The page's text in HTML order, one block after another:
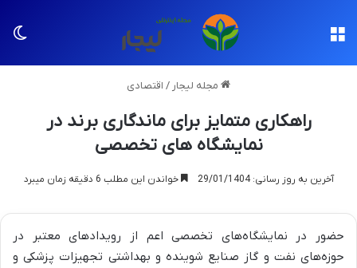
مجله لیجار / اقتصادی
راهکاری متمایز برای ماندگاری برند در
نمایشگاه های تخصصی
آخرین به روز رسانی: 29/01/1404 خواندن این مطلب 6 دقیقه زمان میبرد
حضور در نمایشگاه‌های تخصصی اعم از رویدادهای معتبر در
حوزه‌های نفت و گاز صنایع شوینده و بهداشتی تجهیزات پزشکی و